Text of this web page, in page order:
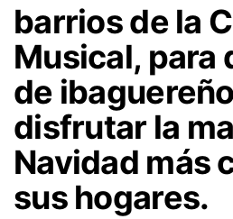
barrios de la
Musical, para
de
disfrutar la
Navidad más
sus hogares.